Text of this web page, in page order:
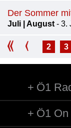
Der Sommer
Juli | August - 3.
2 3
Ö1
Ö1